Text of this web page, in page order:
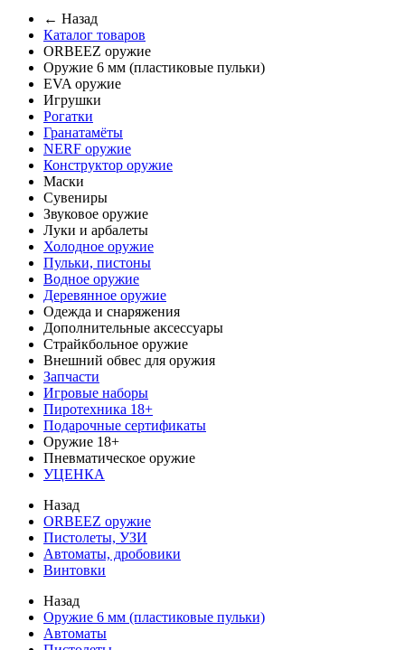
← Назад
Каталог товаров
ORBEEZ оружие
Оружие 6 мм (пластиковые пульки)
EVA оружие
Игрушки
Рогатки
Гранатамёты
NERF оружие
Конструктор оружие
Маски
Сувениры
Звуковое оружие
Луки и арбалеты
Холодное оружие
Пульки, пистоны
Водное оружие
Деревянное оружие
Одежда и снаряжения
Дополнительные аксессуары
Страйкбольное оружие
Внешний обвес для оружия
Запчасти
Игровые наборы
Пиротехника 18+
Подарочные сертификаты
Оружие 18+
Пневматическое оружие
УЦЕНКА
Назад
ORBEEZ оружие
Пистолеты, УЗИ
Автоматы, дробовики
Винтовки
Назад
Оружие 6 мм (пластиковые пульки)
Автоматы